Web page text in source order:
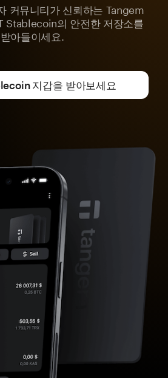
커뮤니티가 신뢰하는 Tangem
Stablecoin의 안전한 저장소를
받아들이세요.
지갑을 받아보세요